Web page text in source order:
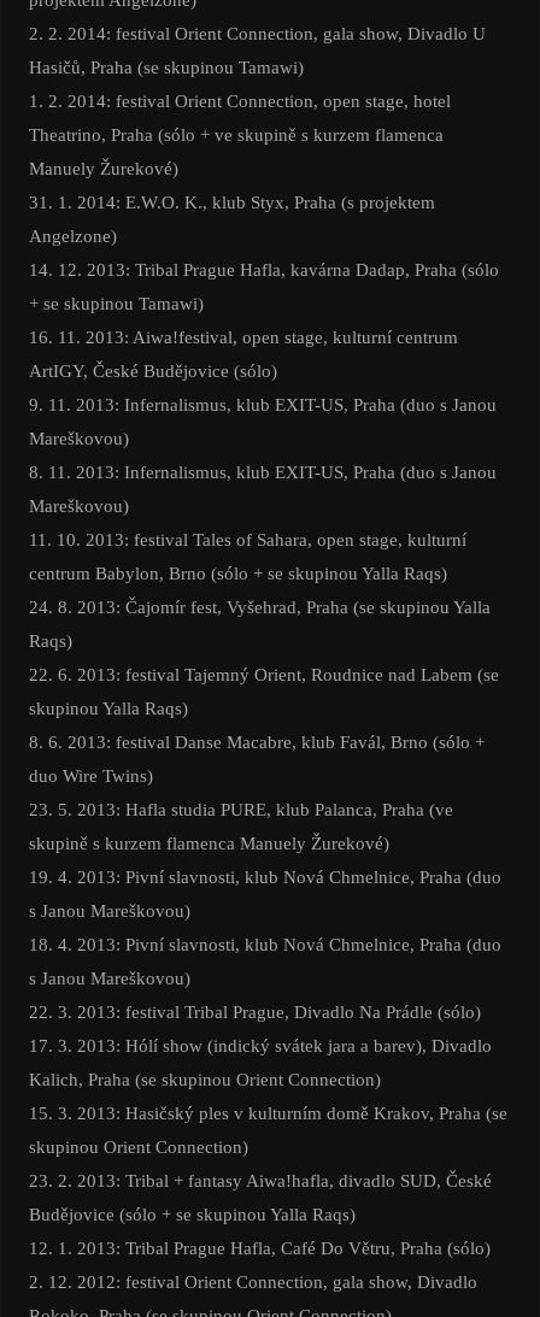
2. 2. 2014: festival Orient Connection, gala show, Divadlo U
Hasičů, Praha (se skupinou Tamawi)
1. 2. 2014: festival Orient Connection, open stage, hotel
Theatrino, Praha (sólo + ve skupině s kurzem flamenca
Manuely Žurekové)
31. 1. 2014: E.W.O. K., klub Styx, Praha (s projektem
Angelzone)
14. 12. 2013: Tribal Prague Hafla, kavárna Dadap, Praha (sólo
+ se skupinou Tamawi)
16. 11. 2013: Aiwa!festival, open stage, kulturní centrum
ArtIGY, České Budějovice (sólo)
9. 11. 2013: Infernalismus, klub EXIT-US, Praha (duo s Janou
Mareškovou)
8. 11. 2013: Infernalismus, klub EXIT-US, Praha (duo s Janou
Mareškovou)
11. 10. 2013: festival Tales of Sahara, open stage, kulturní
centrum Babylon, Brno (sólo + se skupinou Yalla Raqs)
24. 8. 2013: Čajomír fest, Vyšehrad, Praha (se skupinou Yalla
Raqs)
22. 6. 2013: festival Tajemný Orient, Roudnice nad Labem (se
skupinou Yalla Raqs)
8. 6. 2013: festival Danse Macabre, klub Favál, Brno (sólo +
duo Wire Twins)
23. 5. 2013: Hafla studia PURE, klub Palanca, Praha (ve
skupině s kurzem flamenca Manuely Žurekové)
19. 4. 2013: Pivní slavnosti, klub Nová Chmelnice, Praha (duo
s Janou Mareškovou)
18. 4. 2013: Pivní slavnosti, klub Nová Chmelnice, Praha (duo
s Janou Mareškovou)
22. 3. 2013: festival Tribal Prague, Divadlo Na Prádle (sólo)
17. 3. 2013: Hólí show (indický svátek jara a barev), Divadlo
Kalich, Praha (se skupinou Orient Connection)
15. 3. 2013: Hasičský ples v kulturním domě Krakov, Praha (se
skupinou Orient Connection)
23. 2. 2013: Tribal + fantasy Aiwa!hafla, divadlo SUD, České
Budějovice (sólo + se skupinou Yalla Raqs)
12. 1. 2013: Tribal Prague Hafla, Café Do Větru, Praha (sólo)
2. 12. 2012: festival Orient Connection, gala show, Divadlo